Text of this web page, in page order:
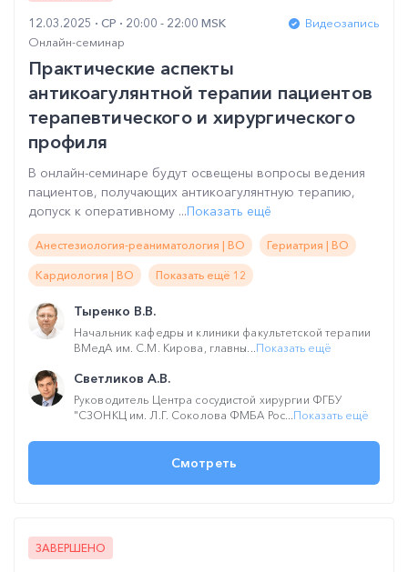
12.03.2025 СР 20:00 - 22:00 MSK
Видеозапись
Онлайн-семинар
Практические аспекты
антикоагулянтной терапии пациентов
терапевтического и хирургического
профиля
В онлайн-семинаре будут освещены вопросы ведения
пациентов, получающих антикоагулянтную терапию,
допуск к оперативному ...Показать ещё
Анестезиология-реаниматология | ВО Гериатрия | ВО
Кардиология | ВО Показать ещё 12
Тыренко В.В.
Начальник кафедры и клиники факультетской терапии
ВМедА им. С.М. Кирова, главны...Показать ещё
Светликов А.В.
Руководитель Центра сосудистой хирургии ФГБУ
"СЗОНКЦ им. Л.Г. Соколова ФМБА Рос...Показать ещё
Смотреть
ЗАВЕРШЕНО